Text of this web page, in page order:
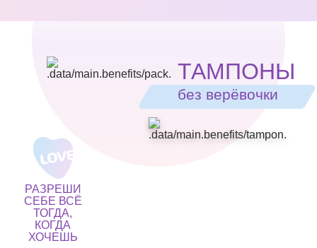
ТАМПОНЫ
без верёвочки
РАЗРЕШИ
СЕБЕ ВСЁ
ТОГДА,
КОГДА
ХОЧЕШЬ